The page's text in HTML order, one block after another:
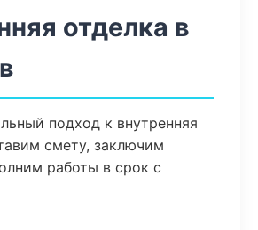
отделка в
подход к внутренняя
смету, заключим
работы в срок с